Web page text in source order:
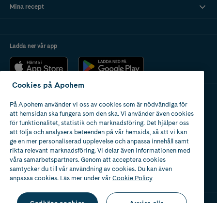
Mina recept
Ladda ner vår app
Apotek med tillstånd
av Läkemedelsverket
Cookies på Apohem
På Apohem använder vi oss av cookies som är nödvändiga för
att hemsidan ska fungera som den ska. Vi använder även cookies
för funktionalitet, statistik och marknadsföring. Det hjälper oss
att följa och analysera beteenden på vår hemsida, så att vi kan
ge en mer personaliserad upplevelse och anpassa innehåll samt
rikta relevant marknadsföring. Vi delar även informationen med
våra samarbetspartners. Genom att acceptera cookies
samtycker du till vår användning av cookies. Du kan även
anpassa cookies. Läs mer under vårCookie Policy